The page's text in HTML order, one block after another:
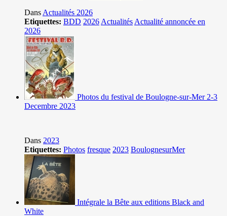
Dans Actualités 2026
Etiquettes: BDD 2026 Actualités Actualité annoncée en
2026
Photos du festival de Boulogne-sur-Mer 2-3
Decembre 2023
Dans 2023
Etiquettes: Photos fresque 2023 BoulognesurMer
Intégrale la Bête aux editions Black and
White